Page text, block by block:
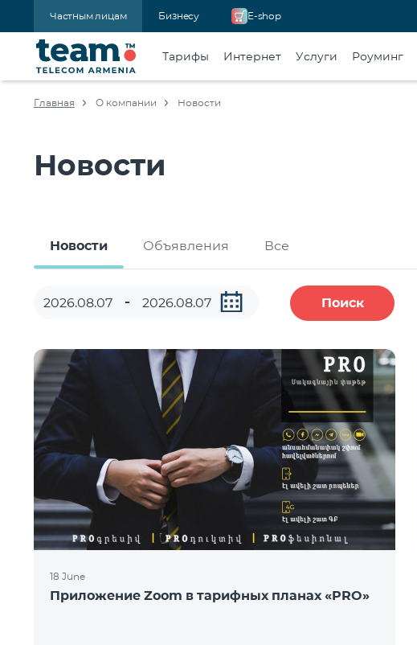
Частным лицам Бизнесу E-shop
Тарифы Интернет Услуги Роуминг
Главная О компании Новости
Новости
Новости Объявления Все
Поиск
18 June
Приложение Zoom в тарифных планах «PRO»